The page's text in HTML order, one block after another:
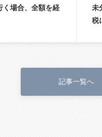
く場合、全額を経
未
税
記事一覧へ